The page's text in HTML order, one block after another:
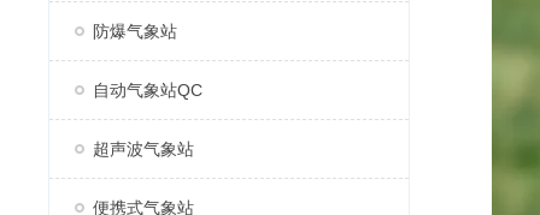
防爆气象站
自动气象站QC
超声波气象站
便携式气象站